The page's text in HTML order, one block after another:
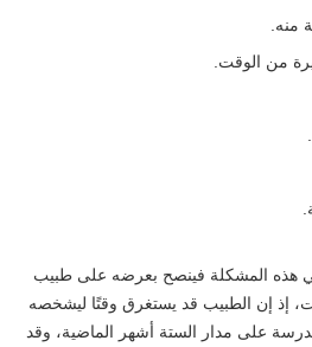
منه.
من الوقت.
هذه المشكلة فينصح بعرضه على طبيب
إن الطبيب قد يستغرق وقتًا ليشخصه
على مدار الستة أشهر الماضية، وقد